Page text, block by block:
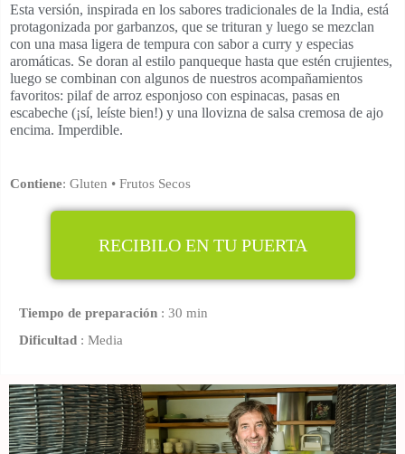
Esta versión, inspirada en los sabores tradicionales de la India, está
protagonizada por garbanzos, que se trituran y luego se mezclan
con una masa ligera de tempura con sabor a curry y especias
aromáticas. Se doran al estilo panqueque hasta que estén crujientes,
luego se combinan con algunos de nuestros acompañamientos
favoritos: pilaf de arroz esponjoso con espinacas, pasas en
escabeche (¡sí, leíste bien!) y una llovizna de salsa cremosa de ajo
encima. Imperdible.
Contiene: Gluten • Frutos Secos
RECIBILO EN TU PUERTA
Tiempo de preparación : 30 min
Dificultad : Media